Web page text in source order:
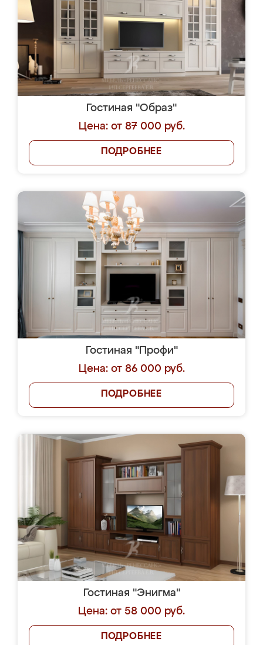
Гостиная "Образ"
Цена: от 87 000 руб.
ПОДРОБНЕЕ
Гостиная "Профи"
Цена: от 86 000 руб.
ПОДРОБНЕЕ
Гостиная "Энигма"
Цена: от 58 000 руб.
ПОДРОБНЕЕ